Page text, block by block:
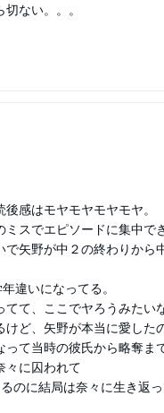
ない。。。
感はモヤモヤモヤモヤ。
スでエピソードに集中で
で矢野が中２の終わりか
違いになってる。
て、ここでヤろうみたい
ど、矢野が本当に愛した
て当時の彼氏から略奪ま
々に囚われて
のに結局は奈々に生き返